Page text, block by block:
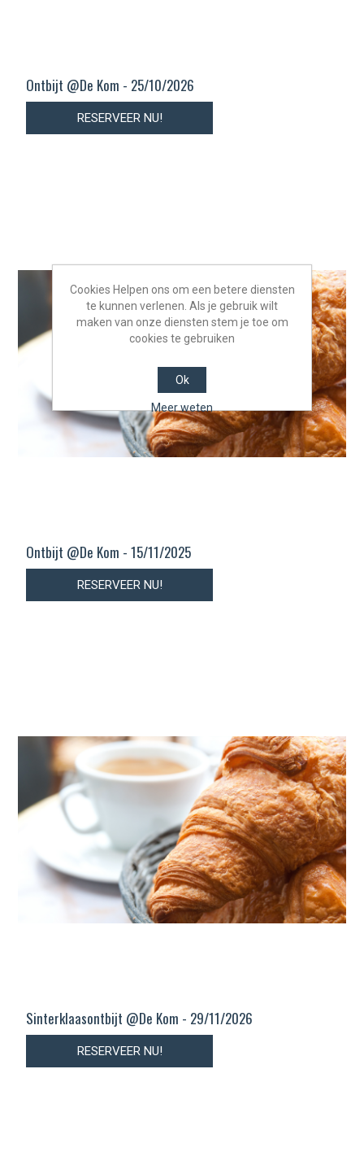
Ontbijt @De Kom - 25/10/2026
RESERVEER NU!
Ontbijt @De Kom - 15/11/2025
RESERVEER NU!
Sinterklaasontbijt @De Kom - 29/11/2026
RESERVEER NU!
Cookies Helpen ons om een betere diensten
te kunnen verlenen. Als je gebruik wilt
maken van onze diensten stem je toe om
cookies te gebruiken
Ok
Meer weten